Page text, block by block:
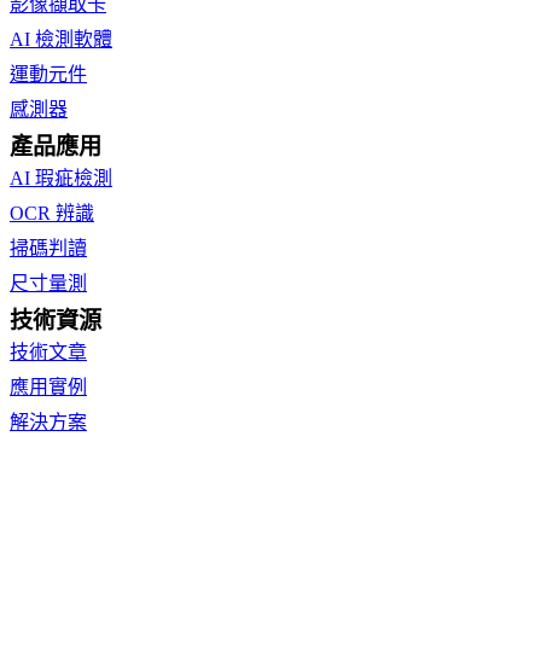
AI 檢測軟體
運動元件
感測器
產品應用
AI 瑕疵檢測
OCR 辨識
掃碼判讀
尺寸量測
技術資源
技術文章
應用實例
解決方案